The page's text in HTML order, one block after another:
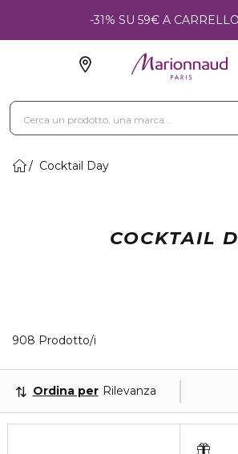
-31% SU 59€ A
Cocktail Day
COCKTAIL
908 Prodotto/i
Ordina per Rilevanza